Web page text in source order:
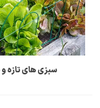
سبزی های تازه و